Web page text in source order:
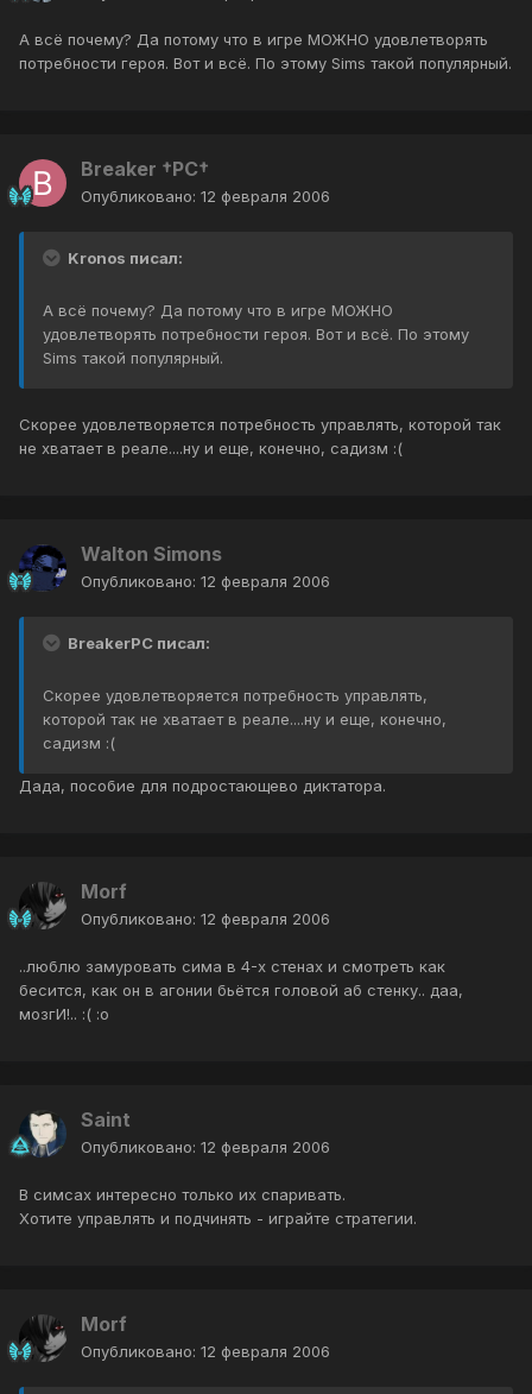
А всё почему? Да потому что в игре МОЖНО удовлетворять
потребности героя. Вот и всё. По этому Sims такой популярный.
Breaker †PC†
Опубликовано: 12 февраля 2006
Kronos писал:
А всё почему? Да потому что в игре МОЖНО
удовлетворять потребности героя. Вот и всё. По этому
Sims такой популярный.
Скорее удовлетворяется потребность управлять, которой так
не хватает в реале....ну и еще, конечно, садизм :(
Walton Simons
Опубликовано: 12 февраля 2006
BreakerPC писал:
Скорее удовлетворяется потребность управлять,
которой так не хватает в реале....ну и еще, конечно,
садизм :(
Дада, пособие для подростающево диктатора.
Morf
Опубликовано: 12 февраля 2006
..люблю замуровать сима в 4-х стенах и смотреть как
бесится, как он в агонии бьётся головой аб стенку.. даа,
мозгИ!.. :( :o
Saint
Опубликовано: 12 февраля 2006
В симсах интересно только их спаривать.
Хотите управлять и подчинять - играйте стратегии.
Morf
Опубликовано: 12 февраля 2006